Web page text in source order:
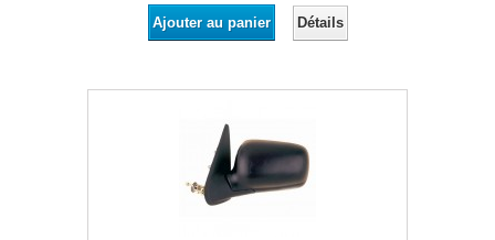
Ajouter au panier Détails